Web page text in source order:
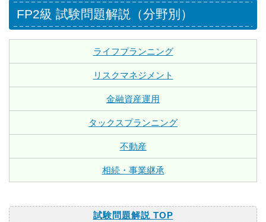
FP2級 試験問題解説（分野別）
ライフプランニング
リスクマネジメント
金融資産運用
タックスプランニング
不動産
相続・事業継承
試験問題解説 TOP